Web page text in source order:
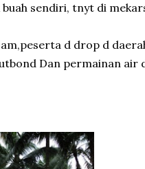
sendiri, tnyt di
d drop d
Dan permainan air